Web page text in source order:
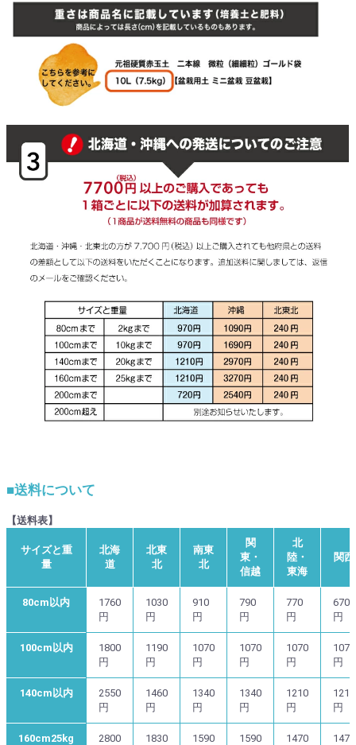
■送料について
【送料表】
サイズと重
量
北海
道
北東
北
南東
北
関
東・
信越
北
陸・
東海
関西
80cm以内
1760
円
1030
円
910
円
790
円
770
円
670
円
100cm以内
1800
円
1190
円
1070
円
1070
円
1070
円
1070
円
140cm以内
2550
円
1460
円
1340
円
1340
円
1210
円
1210
円
160cm25kg
2800
1830
1590
1590
1470
1470